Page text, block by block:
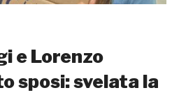
e Lorenzo
sposi: svelata la